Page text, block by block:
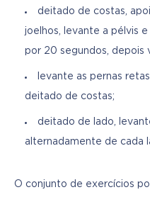
deitado de costas,
joelhos, levante a pélvis
por 20 segundos, depois
levante as pernas
deitado de costas;
deitado de lado,
alternadamente de cada
O conjunto de exercícios